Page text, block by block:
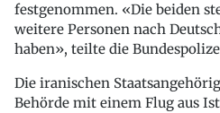
festgenommen. «Die beiden
weitere Personen nach
haben», teilte die
Die iranischen
Behörde mit einem Flug aus